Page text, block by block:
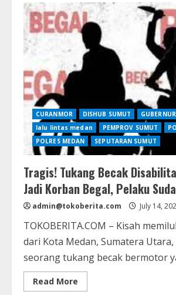
Pelarian
Eko
Tato,
Gembong
Curanmor
yang
Lama
Meresahkan
Kota
CURANMOR DISHUB SUMUT
lalu lintas medan
PEMPROV SUMUT
POLRES MEDAN
SEPUTARAN SUMUT
Tragis! Tukang Becak
Jadi Korban Begal, Pelaku
admin@tokoberita.com July 14,
TOKOBERITA.COM – Kisah
dari Kota Medan, Sumatera Utara,
seorang tukang becak bermotor
Read More
more